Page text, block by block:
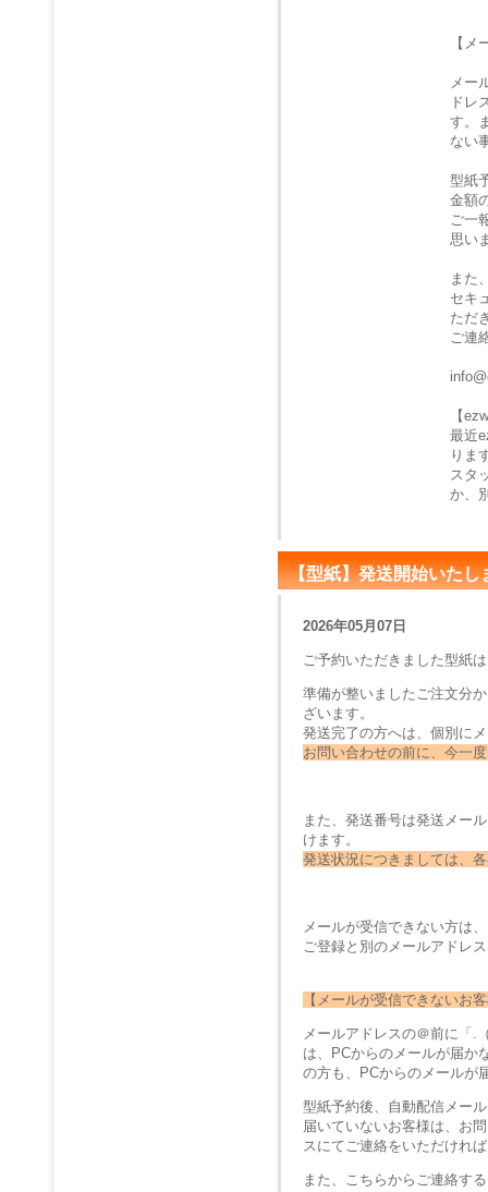
【
メー
ドレ
す。
ない
型紙
金額
ご一
思い
また
セキ
ただ
ご連
【
最近
りま
スタ
か、
【型紙】発送開始いたし
2026年05月07日
ご予約いただきました型紙
準備が整いましたご注文分
ざいます。
発送完了の方へは、個別に
お問い合わせの前に、今一
また、発送番号は発送メー
けます。
発送状況につきましては、
メールが受信できない方は、
ご登録と別のメールアドレ
【メールが受信できないお
メールアドレスの＠前に「.
は、PCからのメールが届か
の方も、PCからのメールが
型紙予約後、自動配信メー
届いていないお客様は、お
スにてご連絡をいただけれ
また、こちらからご連絡す